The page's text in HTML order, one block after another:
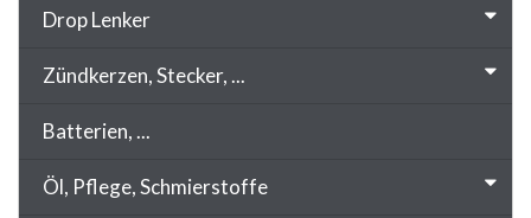
Drop Lenker
Zündkerzen, Stecker, ...
Batterien, ...
Öl, Pflege, Schmierstoffe